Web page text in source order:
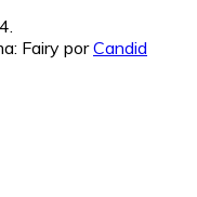
Fairy porCandid